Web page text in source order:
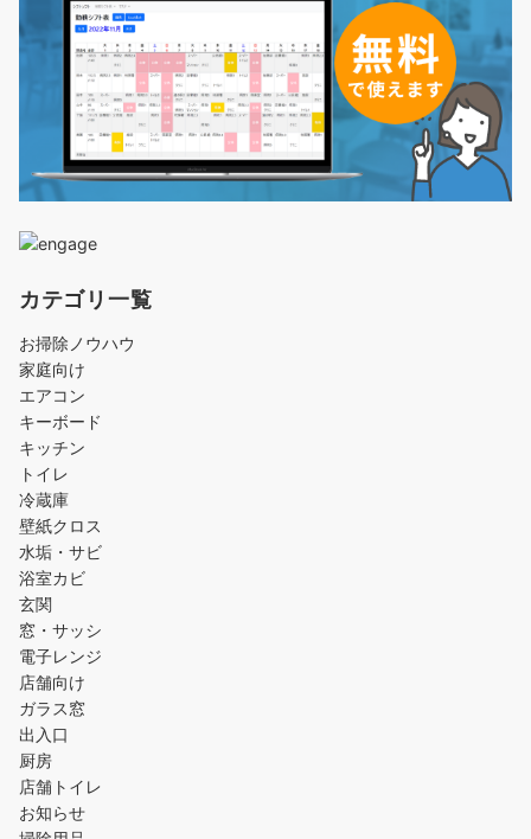
カテゴリ一覧
お掃除ノウハウ
家庭向け
エアコン
キーボード
キッチン
トイレ
冷蔵庫
壁紙クロス
水垢・サビ
浴室カビ
玄関
窓・サッシ
電子レンジ
店舗向け
ガラス窓
出入口
厨房
店舗トイレ
お知らせ